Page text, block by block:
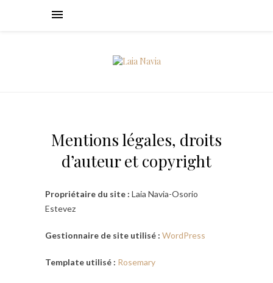
Mentions légales, droits
d’auteur et copyright
Propriétaire du site : Laia Navia-Osorio
Estevez
Gestionnaire de site utilisé : WordPress
Template utilisé : Rosemary